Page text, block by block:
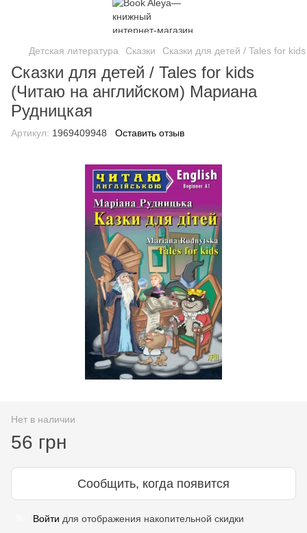
Детская литература Сказки Сказки для детей / Tales for
Сказки для детей / Tales for kids
(Читаю на английском) Мариана
Рудницкая
Артикул: 1969409948 Оставить отзыв
Нет в наличии
56 грн
Сообщить, когда появится
Войти для отображения накопительной скидки